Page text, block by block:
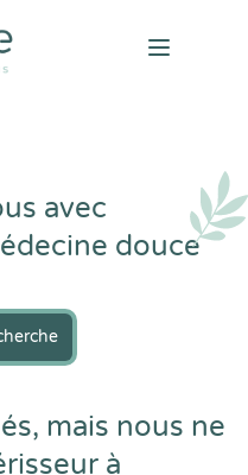
Open
avec
douce
mais nous ne
à